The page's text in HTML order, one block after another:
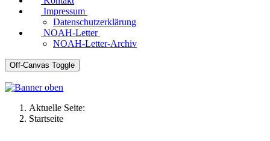
Impressum
Datenschutzerklärung
NOAH-Letter
NOAH-Letter-Archiv
Off-Canvas Toggle
Aktuelle Seite:
Startseite